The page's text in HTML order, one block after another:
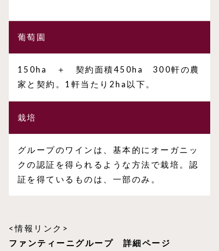
葡萄園
150ha ＋ 契約面積450ha 300軒の農
家と契約。1軒当たり2ha以下。
栽培
グループのワインは、基本的にオーガニッ
クの認証を得られるような方法で栽培。認
証を得ているものは、一部のみ。
<情報リンク>
ファンティーニグループ 詳細ページ